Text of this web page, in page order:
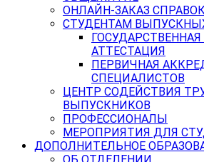
ОНЛАЙН-ЗАКАЗ
СТУДЕНТАМ
АТТЕСТАЦИЯ
ПЕРВИЧНАЯ
СПЕЦИАЛИСТОВ
ЦЕНТР СОДЕЙСТВИЯ
ВЫПУСКНИКОВ
ПРОФЕССИОНАЛЫ
МЕРОПРИЯТИЯ ДЛЯ
ДОПОЛНИТЕЛЬНОЕ